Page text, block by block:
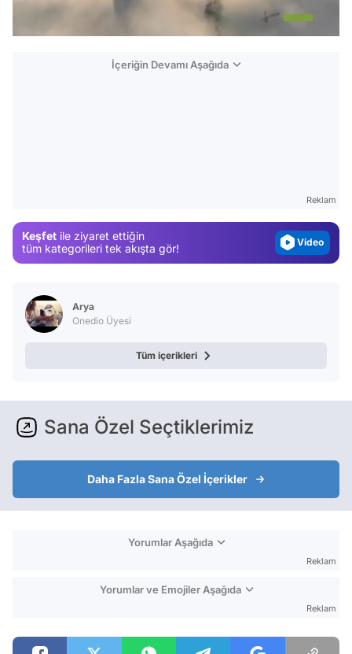
İçeriğin Devamı Aşağıda
Reklam
Keşfet ile ziyaret ettiğin
tüm kategorileri tek akışta gör!
Magazin
Video
Test
Arya
Onedio Üyesi
Tüm içerikleri
Sana Özel Seçtiklerimiz
Daha Fazla Sana Özel İçerikler
Yorumlar Aşağıda
Reklam
Yorumlar ve Emojiler Aşağıda
Reklam